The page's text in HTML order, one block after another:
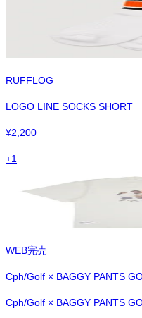
RUFFLOG
LOGO LINE SOCKS SHORT
¥2,200
+1
WEB完売
Cph/Golf × BAGGY PANTS
Cph/Golf × BAGGY PANTS